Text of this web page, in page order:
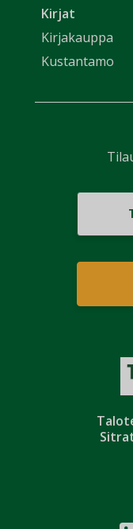
Kirjat
Kirjakauppa
Kustantamo